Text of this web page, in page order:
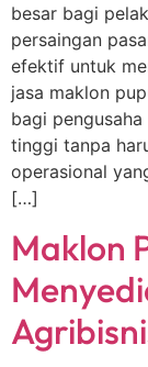
besar bagi
persaingan
efektif untuk
jasa maklon
bagi
tinggi tanpa
operasional
[…]
Maklon